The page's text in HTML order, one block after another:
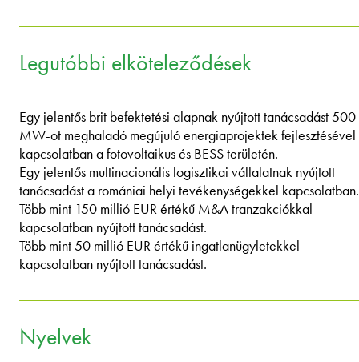
Legutóbbi elköteleződések
Egy jelentős brit befektetési alapnak nyújtott tanácsadást 500
MW-ot meghaladó megújuló energiaprojektek fejlesztésével
kapcsolatban a fotovoltaikus és BESS területén.
Egy jelentős multinacionális logisztikai vállalatnak nyújtott
tanácsadást a romániai helyi tevékenységekkel kapcsolatban.
Több mint 150 millió EUR értékű M&A tranzakciókkal
kapcsolatban nyújtott tanácsadást.
Több mint 50 millió EUR értékű ingatlanügyletekkel
kapcsolatban nyújtott tanácsadást.
Nyelvek